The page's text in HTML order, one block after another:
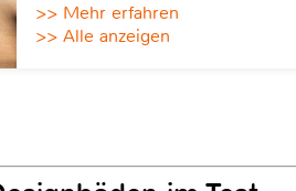
>> Mehr erfahren
>> Alle anzeigen